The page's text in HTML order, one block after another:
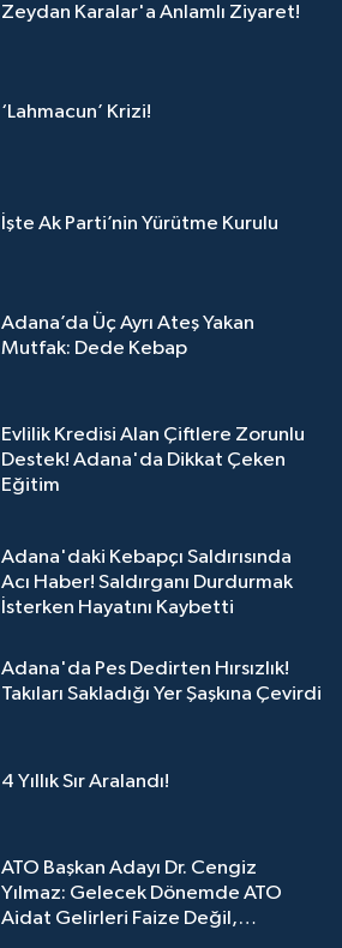
Zeydan Karalar'a Anlamlı Ziyaret!
‘Lahmacun’ Krizi!
İşte Ak Parti’nin Yürütme Kurulu
Adana’da Üç Ayrı Ateş Yakan
Mutfak: Dede Kebap
Evlilik Kredisi Alan Çiftlere Zorunlu
Destek! Adana'da Dikkat Çeken
Eğitim
Adana'daki Kebapçı Saldırısında
Acı Haber! Saldırganı Durdurmak
İsterken Hayatını Kaybetti
Adana'da Pes Dedirten Hırsızlık!
Takıları Sakladığı Yer Şaşkına Çevirdi
4 Yıllık Sır Aralandı!
ATO Başkan Adayı Dr. Cengiz
Yılmaz: Gelecek Dönemde ATO
Aidat Gelirleri Faize Değil,